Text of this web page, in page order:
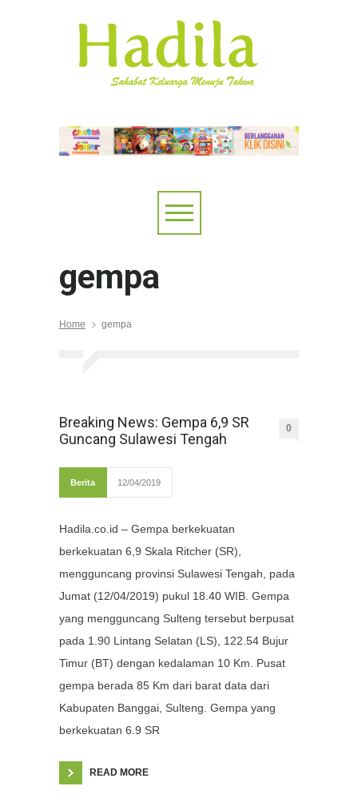
gempa
Home gempa
Breaking News: Gempa 6,9 SR
Guncang Sulawesi Tengah
0
Berita 12/04/2019
Hadila.co.id – Gempa berkekuatan
berkekuatan 6,9 Skala Ritcher (SR),
mengguncang provinsi Sulawesi Tengah, pada
Jumat (12/04/2019) pukul 18.40 WIB. Gempa
yang mengguncang Sulteng tersebut berpusat
pada 1.90 Lintang Selatan (LS), 122.54 Bujur
Timur (BT) dengan kedalaman 10 Km. Pusat
gempa berada 85 Km dari barat data dari
Kabupaten Banggai, Sulteng. Gempa yang
berkekuatan 6.9 SR
READ MORE